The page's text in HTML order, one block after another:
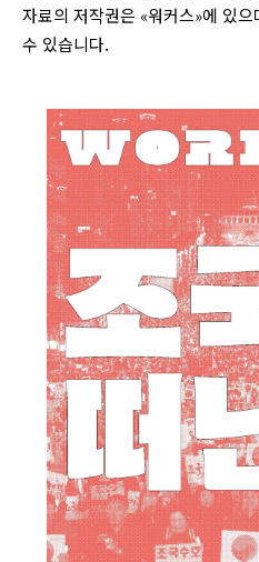
자료의 저작권은 «워커스»에 있
수 있습니다.